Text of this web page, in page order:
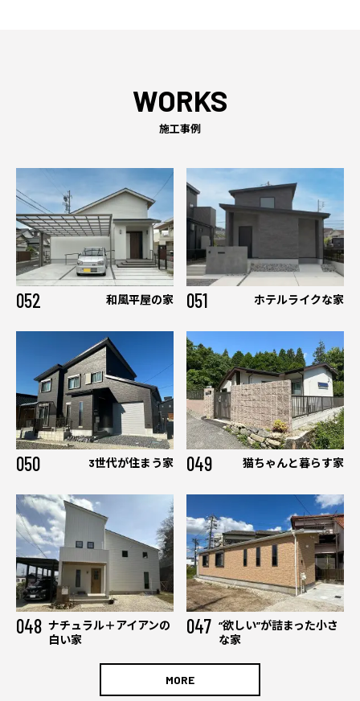
WORKS
施工事例
052 和風平屋の家 051 ホテルライクな家
050 3世代が住まう家 049 猫ちゃんと暮らす家
048 ナチュラル＋アイアンの
白い家
047 “欲しい”が詰まった小さ
な家
MORE